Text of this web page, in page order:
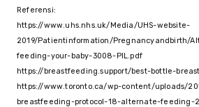
Referensi:
https://www.uhs.nhs.uk/Media/UHS-website-
2019/Patientinformation/Pregnancyandbirth/
feeding-your-baby-3008-PIL.pdf
https://breastfeeding.support/best-bottle-
https://www.toronto.ca/wp-content/uploads/
breastfeeding-protocol-18-alternate-feeding-